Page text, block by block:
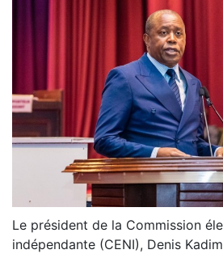
Le président de la Commission
indépendante (CENI), Denis